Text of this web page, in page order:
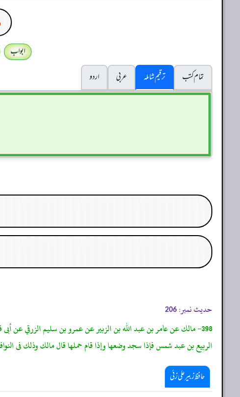
ابواب
تمام کتب
ترقیم شاملہ عربی
اردو
حدیث نمبر: 206
398- مالك عن عامر بن عبد الله بن الزبير عن عمرو بن سليم الزرقي عن
الربيع بن عبد شمس فإذا سجد وضعها وإذا قام حملها قال مالك وذلك فى
حافظ زبیر علی زئی